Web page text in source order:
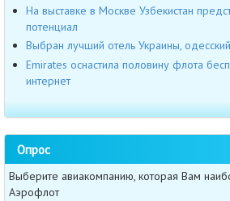
На выставке в Москве Узбекистан
потенциал
Выбран лучший отель Украины,
Emirates оснастила половину флота
интернет
Опрос
Выберите авиакомпанию, которая Вам
Аэрофлот